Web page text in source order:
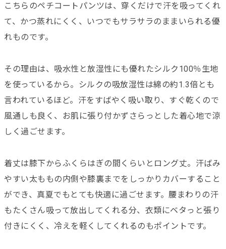
こちらのペチコートパンツは、穿くだけで汗を吸ってくれ
て、かつ蒸れにくく、いつでもサラサラのままいられる優
れものです。
その理由は、吸水性と放湿性にも優れたシルク100％生地
を使っているから。シルクの吸放湿性は綿の約1.3倍とも
言われているほど。汗をすばやく吸い取り、すぐ乾くので
風通しも良く、お肌に張り付かずさらっとした着心地で涼
しく過ごせます。
着丈は膝下からふくらはぎの間くらいとロング丈。汗ばみ
やすい太ももの内側や膝裏までをしっかりカバーすること
ができ、真夏でもとても快適に過ごせます。腰まわりの汗
もたくさん吸って放出してくれる分、衣類にベタっと張り
付きにくく、冷えを軽くしてくれるのもポイントです。